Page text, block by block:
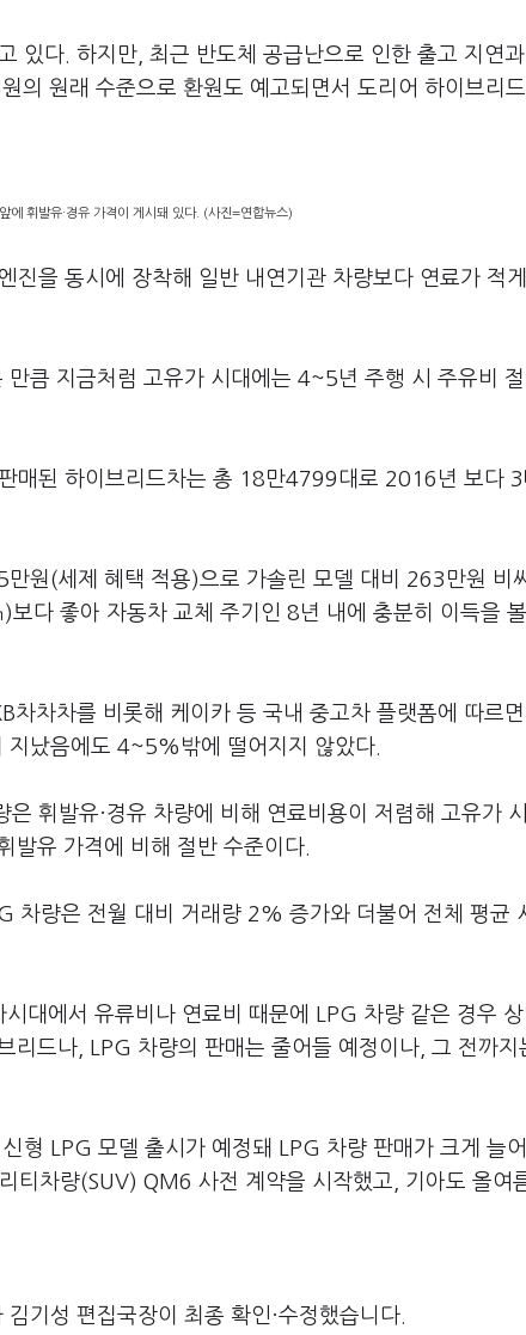
있다. 하지만, 최근 반도체 공급난으로 인한 출고 지연
의 원래 수준으로 환원도 예고되면서 도리어 하이브리
에 휘발유·경유 가격이 게시돼 있다. (사진=연합뉴스)
진을 동시에 장착해 일반 내연기관 차량보다 연료가 적
큼 지금처럼 고유가 시대에는 4~5년 주행 시 주유비
매된 하이브리드차는 총 18만4799대로 2016년 보다
원(세제 혜택 적용)으로 가솔린 모델 대비 263만원 비
다 좋아 자동차 교체 주기인 8년 내에 충분히 이득을
차차차를 비롯해 케이카 등 국내 중고차 플랫폼에 따르
났음에도 4~5%밖에 떨어지지 않았다.
휘발유·경유 차량에 비해 연료비용이 저렴해 고유가
발유 가격에 비해 절반 수준이다.
차량은 전월 대비 거래량 2% 증가와 더불어 전체 평균
대에서 유류비나 연료비 때문에 LPG 차량 같은 경우
드나, LPG 차량의 판매는 줄어들 예정이나, 그 전까지
형 LPG 모델 출시가 예정돼 LPG 차량 판매가 크게 늘
티차량(SUV) QM6 사전 계약을 시작했고, 기아도 올여
기성 편집국장이 최종 확인·수정했습니다.